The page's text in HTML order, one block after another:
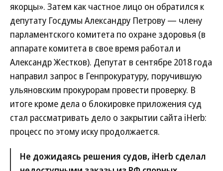
якорцы». Затем как частное лицо он обратился к
депутату Госдумы Александру Петрову — члену
парламентского комитета по охране здоровья (в
аппарате комитета в свое время работал и
Александр Жестков). Депутат в сентябре 2018 года
направил запрос в Генпрокуратуру, поручившую
ульяновским прокурорам провести проверку. В
итоге кроме дела о блокировке приложения суд
стал рассматривать дело о закрытии сайта iHerb:
процесс по этому иску продолжается.
Не дожидаясь решения судов, iHerb сделал